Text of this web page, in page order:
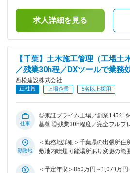
は様々な幅広い案件を担当してお
を行っていただきます。具体的な
以下の通り記載いたします。 ＜実績一覧＞
力点： ・より幅広い分野で挑戦
大規模プロジェクトの責任者（所
ど、スキルアップ、キャリアアッ
多い環境です！ ・同社は、社内で
す。自身の技術力と向き合い、一
会貢献度の高い仕事をしていきた
がりや遅め出社など非常に柔軟な
手当など、単身赴任者にも充実し
の積極導入・活用および業務分担
り働き方は30時間程度と他社ゼネ
／35歳：967万／40歳：1070万
を選択の場合はモデル年収から
あくまでも目安の金額であり、
求人詳細を見る
【千葉】土木施工管理（工場
／残業30h程／DXツールで業務
西松建設株式会社
正社員 上場企業 5名以上採用
仕事
◎東証プライム上場／創業145年
基盤 ◎残業30h程度／完全フルフ
当社は「西松-Vision2030」で掲
き、活力がわく地域やコミュニテ
その実現には、多様な人財の力を
勤務地
＜勤務地詳細＞千葉県の出張所住
敷地内喫煙可能場所あり変更の範
＜予定年収＞850万円～1,070万